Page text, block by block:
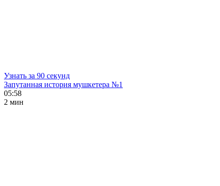
Узнать за 90 секунд
Запутанная история мушкетера №1
05:58
2 мин